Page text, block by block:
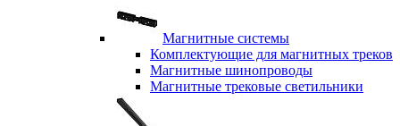
Магнитные системы
Комплектующие для магнитных треков
Магнитные шинопроводы
Магнитные трековые светильники